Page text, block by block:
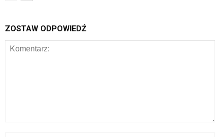
ZOSTAW ODPOWIEDŹ